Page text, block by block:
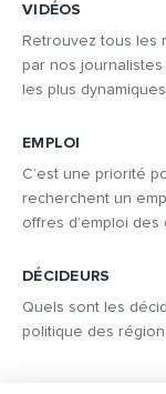
VIDÉOS
Retrouvez tous les
par nos
les plus dynamiques
EMPLOI
C’est une priorité
recherchent un
offres d’emploi des
DÉCIDEURS
Quels sont les
politique des